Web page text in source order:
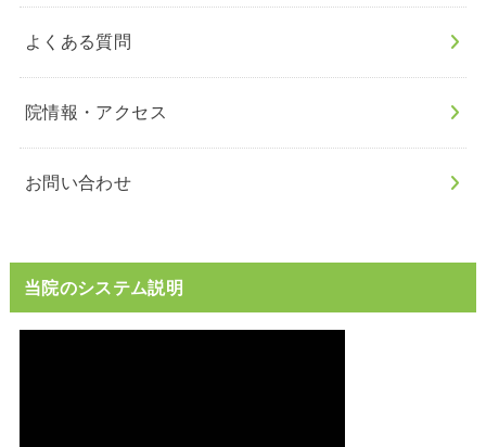
よくある質問
院情報・アクセス
お問い合わせ
当院のシステム説明